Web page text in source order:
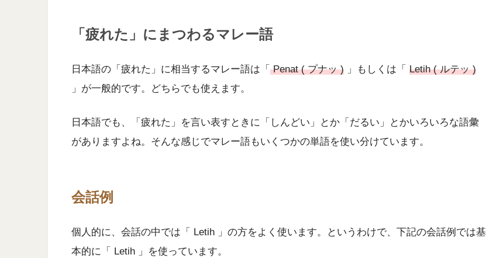
「疲れた」にまつわるマレー語
日本語の「疲れた」に相当するマレー語は「 Penat ( プナッ ) 」もしくは「 Letih ( ルテッ )
」が一般的です。どちらでも使えます。
日本語でも、「疲れた」を言い表すときに「しんどい」とか「だるい」とかいろいろな語彙
がありますよね。そんな感じでマレー語もいくつかの単語を使い分けています。
会話例
個人的に、会話の中では「 Letih 」の方をよく使います。というわけで、下記の会話例では基
本的に「 Letih 」を使っています。